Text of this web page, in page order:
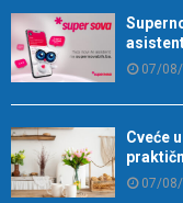
07/
Cveće
07/